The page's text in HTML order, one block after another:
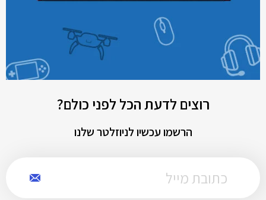
רוצים לדעת הכל לפני כולם?
הרשמו עכשיו לניוזלטר שלנו